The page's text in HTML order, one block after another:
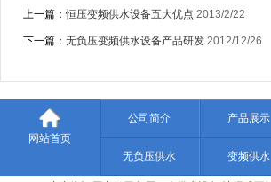
上一篇：恒压变频供水设备五大优点 2013/2/22
下一篇： 无负压变频供水设备产品研发 2012/12/26
网站首页
公司简介 产品展示
无负压供水 变频供水